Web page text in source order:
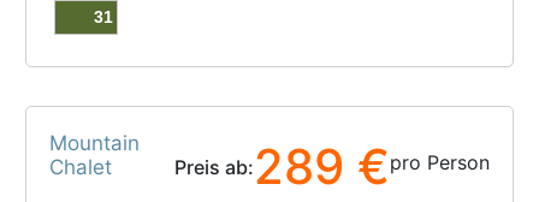
31
Mountain
Chalet
Preis ab:289 €pro Person